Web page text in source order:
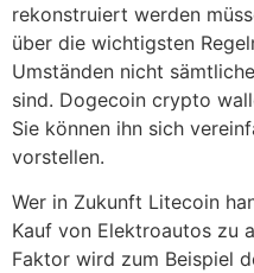
rekonstruiert werden
über die wichtigsten
Umständen nicht
sind. Dogecoin crypto
Sie können ihn sich
vorstellen.
Wer in Zukunft Litecoin
Kauf von Elektroautos zu
Faktor wird zum Beispiel